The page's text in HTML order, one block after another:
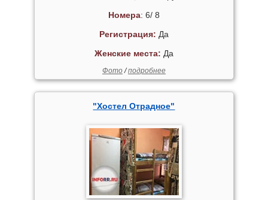
Номера: 6/ 8
Регистрация: Да
Женские места: Да
Фото/подробнее
"Хостел Отрадное"